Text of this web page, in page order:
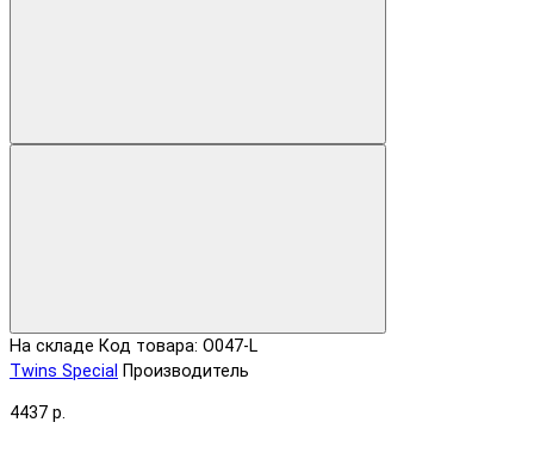
На складе Код товара: O047-L
Twins Special Производитель
4437 р.